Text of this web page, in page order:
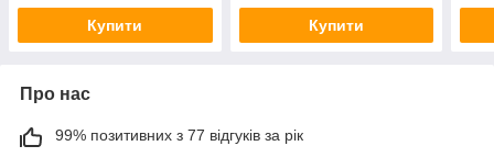
Купити Купити
Про нас
99% позитивних з 77 відгуків за рік